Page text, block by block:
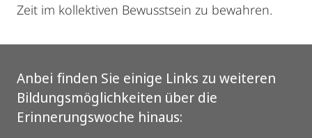
Zeit im kollektiven Bewusstsein zu bewahren.
Anbei finden Sie einige Links zu weiteren
Bildungsmöglichkeiten über die
Erinnerungswoche hinaus: